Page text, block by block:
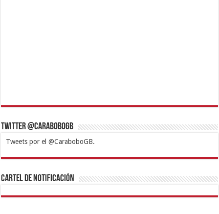
Twitter @CaraboboGB
Tweets por el @CaraboboGB.
1xbetBetturkeyBetistKralbetSupertotobetTipobetMatadorbetMariobet
https://mvbcasino.com/
Cartel de Notificación